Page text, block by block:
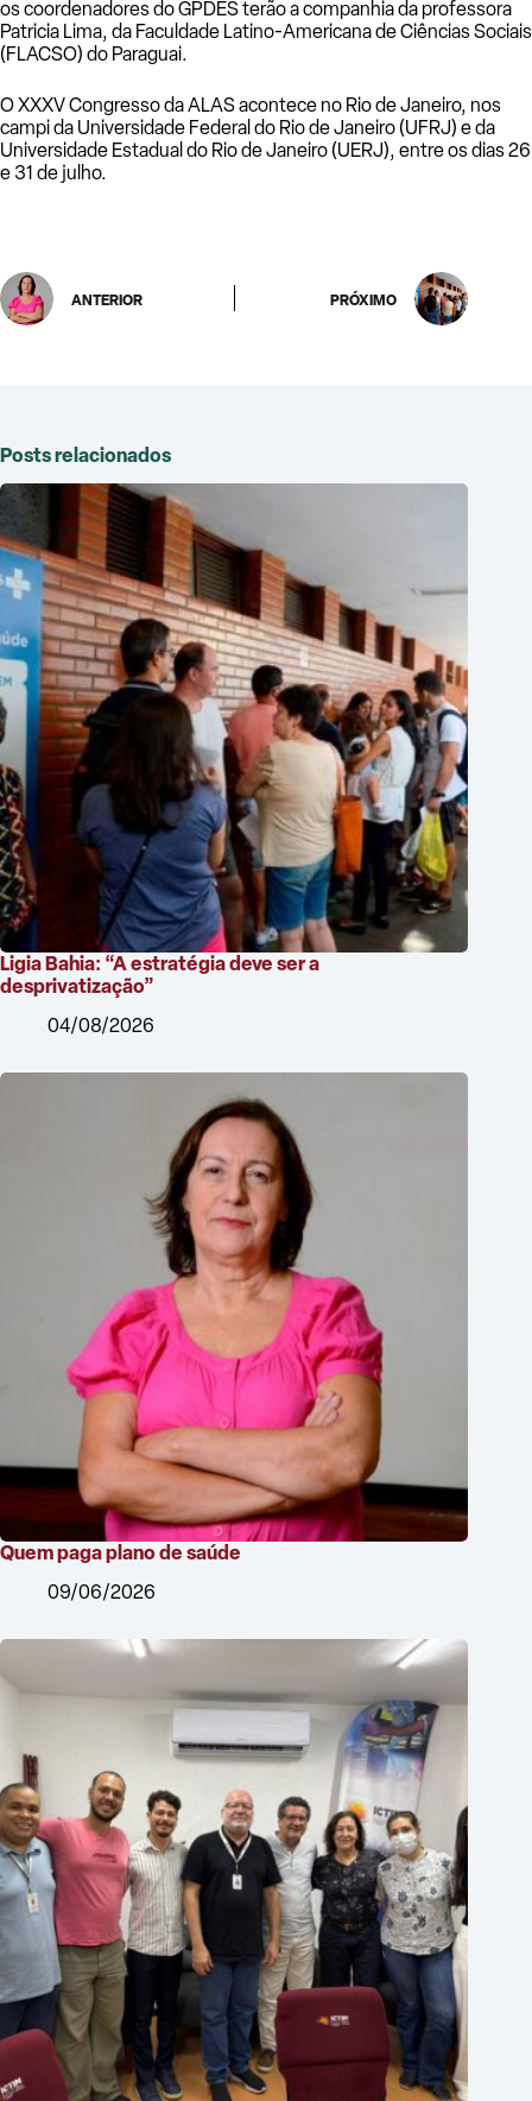
os coordenadores do GPDES terão a companhia da professora
Patricia Lima, da Faculdade Latino-Americana de Ciências Sociais
(FLACSO) do Paraguai.
O XXXV Congresso da ALAS acontece no Rio de Janeiro, nos
campi da Universidade Federal do Rio de Janeiro (UFRJ) e da
Universidade Estadual do Rio de Janeiro (UERJ), entre os dias 26
e 31 de julho.
ANTERIOR PRÓXIMO
Posts relacionados
Ligia Bahia: “A estratégia deve ser a
desprivatização”
04/08/2026
Quem paga plano de saúde
09/06/2026